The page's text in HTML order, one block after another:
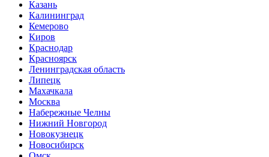
Казань
Калининград
Кемерово
Киров
Краснодар
Красноярск
Ленинградская область
Липецк
Махачкала
Москва
Набережные Челны
Нижний Новгород
Новокузнецк
Новосибирск